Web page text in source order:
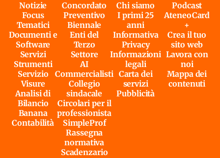
Notizie
Focus
Tematici
Documenti e
Software
Servizi
Strumenti
Servizio
Visure
Analisi di
Bilancio
Banana
Contabilità
Concordato
Preventivo
Biennale
Enti del
Terzo
Settore
AI
Commercialisti
Collegio
sindacale
Circolari per il
professionista
SimpleProf
Rassegna
normativa
Scadenzario
Chi siamo
I primi 25
anni
Informativa
Privacy
Informazioni
legali
Carta dei
servizi
Pubblicità
Podcast
AteneoCard
+
Crea il tuo
sito web
Lavora con
noi
Mappa dei
contenuti